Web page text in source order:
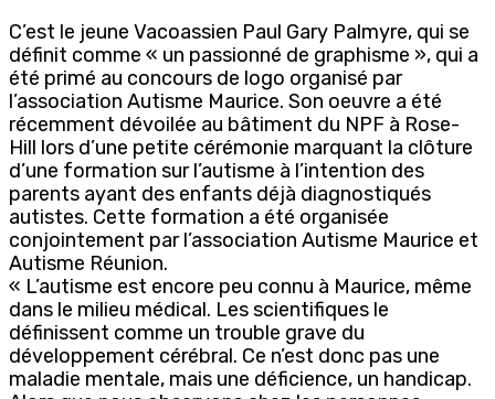
C’est le jeune Vacoassien Paul Gary Palmyre, qui se
définit comme « un passionné de graphisme », qui a
été primé au concours de logo organisé par
l’association Autisme Maurice. Son oeuvre a été
récemment dévoilée au bâtiment du NPF à Rose-
Hill lors d’une petite cérémonie marquant la clôture
d’une formation sur l’autisme à l’intention des
parents ayant des enfants déjà diagnostiqués
autistes. Cette formation a été organisée
conjointement par l’association Autisme Maurice et
Autisme Réunion.
« L’autisme est encore peu connu à Maurice, même
dans le milieu médical. Les scientifiques le
définissent comme un trouble grave du
développement cérébral. Ce n’est donc pas une
maladie mentale, mais une déficience, un handicap.